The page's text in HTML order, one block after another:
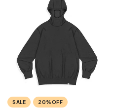
SALE 20%OFF